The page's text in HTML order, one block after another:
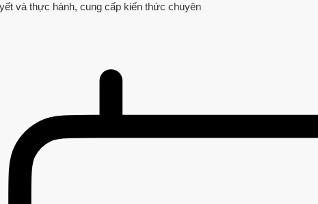
và thực hành, cung cấp kiến thức chuyên